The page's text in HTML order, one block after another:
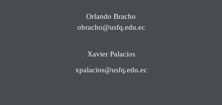
Orlando Bracho
obracho@usfq.edu.ec
Xavier Palacios
xpalacios@usfq.edu.ec